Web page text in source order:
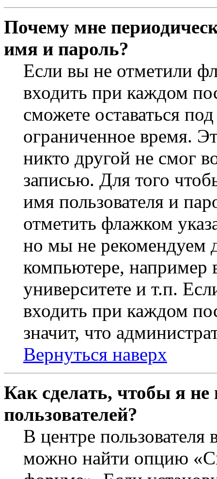
Почему мне
имя и пароль?
Если вы не отметили
входить при каждом
сможете оставаться
ограниченное время.
никто другой не смог
записью. Для того
имя пользователя и
отметить флажком
но мы не рекомендуем
компьютере, например
университете и т.п.
входить при каждом
значит, что
Вернуться наверх
Как сделать, чтобы я
пользователей?
В центре
можно найти опцию